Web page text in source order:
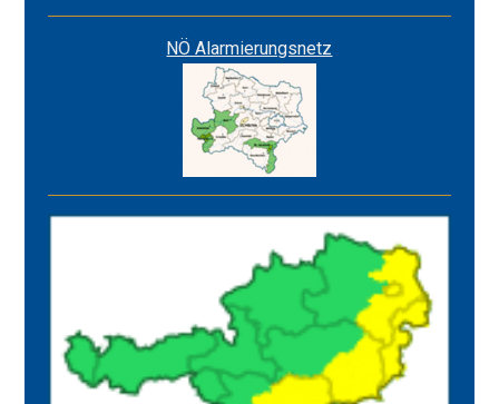
NÖ Alarmierungsnetz